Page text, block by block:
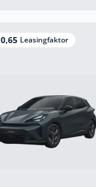
0,65 Leasingfaktor